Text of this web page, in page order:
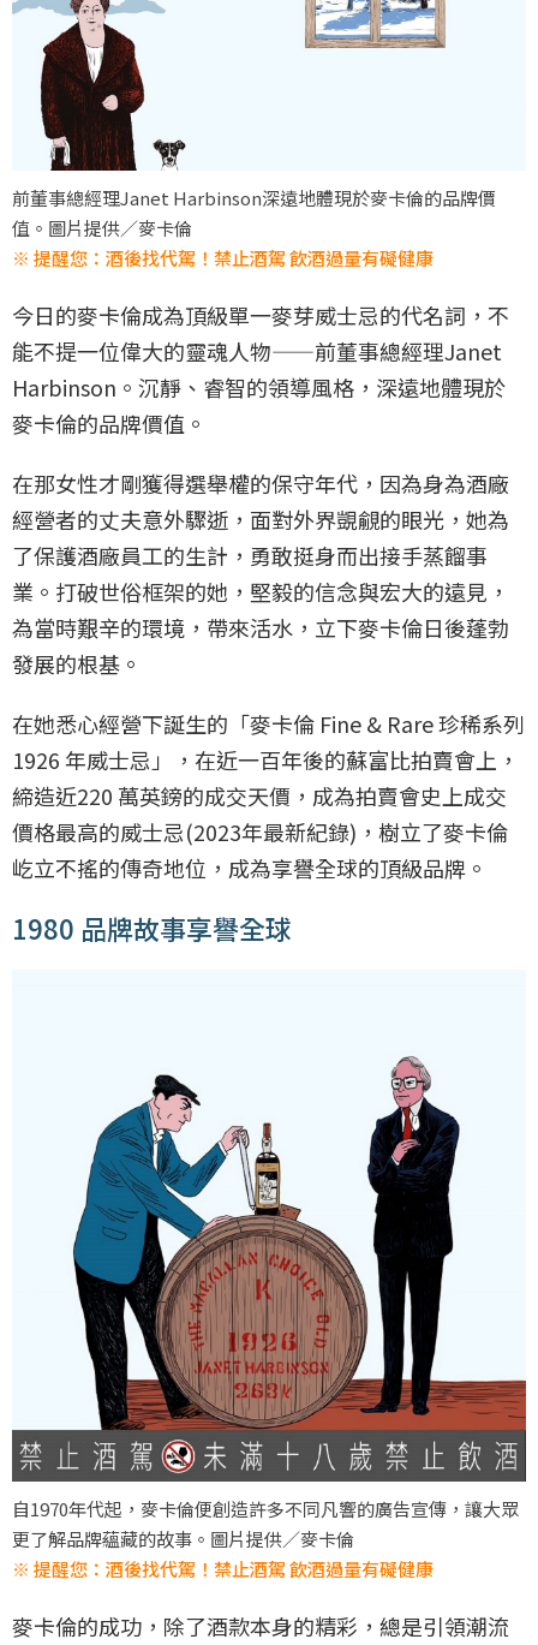
前董事總經理Janet Harbinson深遠地體現於麥卡倫的品牌價
值。圖片提供／麥卡倫
※ 提醒您：酒後找代駕！禁止酒駕 飲酒過量有礙健康
今日的麥卡倫成為頂級單一麥芽威士忌的代名詞，不
能不提一位偉大的靈魂人物——前董事總經理Janet
Harbinson。沉靜、睿智的領導風格，深遠地體現於
麥卡倫的品牌價值。
在那女性才剛獲得選舉權的保守年代，因為身為酒廠
經營者的丈夫意外驟逝，面對外界覬覦的眼光，她為
了保護酒廠員工的生計，勇敢挺身而出接手蒸餾事
業。打破世俗框架的她，堅毅的信念與宏大的遠見，
為當時艱辛的環境，帶來活水，立下麥卡倫日後蓬勃
發展的根基。
在她悉心經營下誕生的「麥卡倫 Fine & Rare 珍稀系列
1926 年威士忌」，在近一百年後的蘇富比拍賣會上，
締造近220 萬英鎊的成交天價，成為拍賣會史上成交
價格最高的威士忌(2023年最新紀錄)，樹立了麥卡倫
屹立不搖的傳奇地位，成為享譽全球的頂級品牌。
1980 品牌故事享譽全球
自1970年代起，麥卡倫便創造許多不同凡響的廣告宣傳，讓大眾
更了解品牌蘊藏的故事。圖片提供／麥卡倫
※ 提醒您：酒後找代駕！禁止酒駕 飲酒過量有礙健康
麥卡倫的成功，除了酒款本身的精彩，總是引領潮流